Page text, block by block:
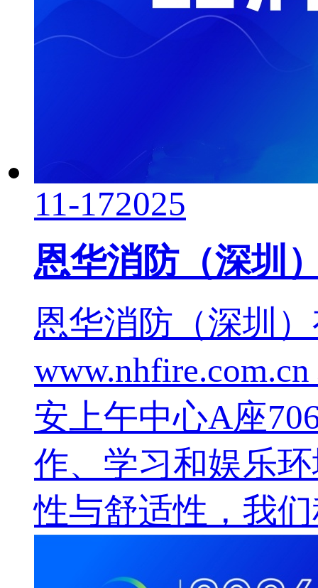
11-172025
恩华消防（深圳
恩华消防（深圳）
安上午中心A座
作、学习和娱乐
性与舒适性，我